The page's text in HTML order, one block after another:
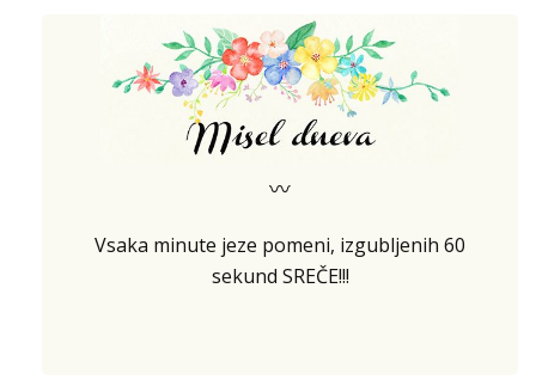
〰
Vsaka minute jeze pomeni, izgubljenih 60
sekund SREČE!!!